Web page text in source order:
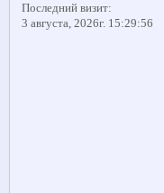
Последний визит:
3 августа, 2026г. 15:29:56